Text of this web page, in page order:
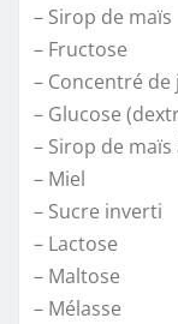
– Sirop de maïs
– Fructose
– Concentré
– Glucose
– Sirop de
– Miel
– Sucre inverti
– Lactose
– Maltose
– Mélasse